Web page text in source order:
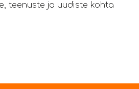
teenuste ja uudiste kohta